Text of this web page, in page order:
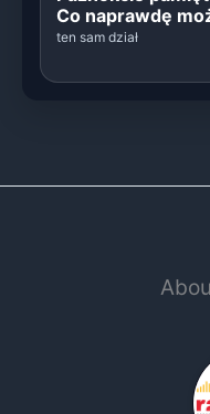
Co naprawdę
ten sam dział